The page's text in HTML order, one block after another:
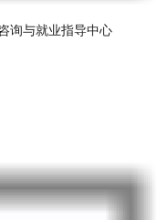
询与就业指导中心